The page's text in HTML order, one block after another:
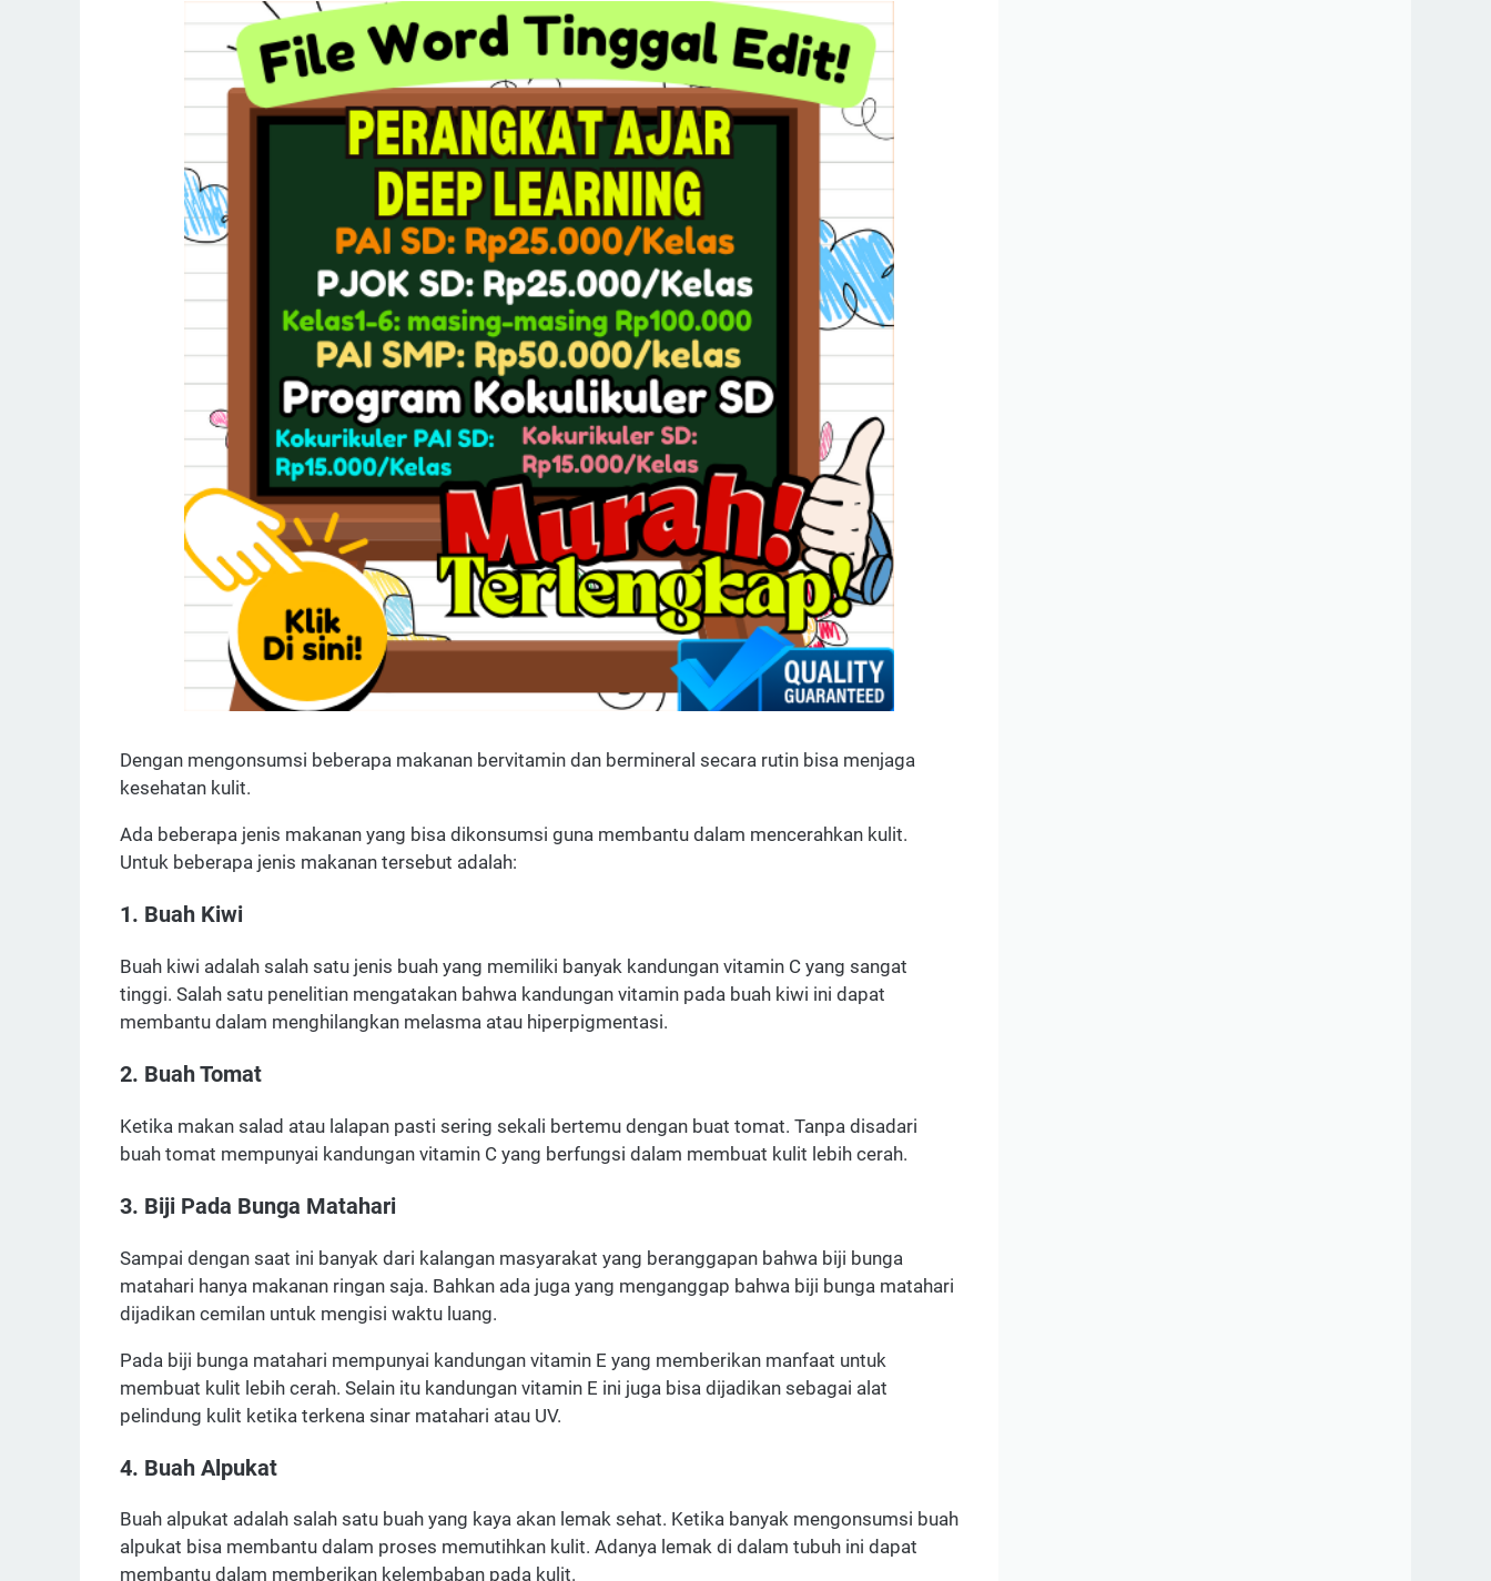
Dengan mengonsumsi beberapa makanan bervitamin dan bermineral secara rutin bisa menjaga
kesehatan kulit.
Ada beberapa jenis makanan yang bisa dikonsumsi guna membantu dalam mencerahkan kulit.
Untuk beberapa jenis makanan tersebut adalah:
1. Buah Kiwi
Buah kiwi adalah salah satu jenis buah yang memiliki banyak kandungan vitamin C yang sangat
tinggi. Salah satu penelitian mengatakan bahwa kandungan vitamin pada buah kiwi ini dapat
membantu dalam menghilangkan melasma atau hiperpigmentasi.
2. Buah Tomat
Ketika makan salad atau lalapan pasti sering sekali bertemu dengan buat tomat. Tanpa disadari
buah tomat mempunyai kandungan vitamin C yang berfungsi dalam membuat kulit lebih cerah.
3. Biji Pada Bunga Matahari
Sampai dengan saat ini banyak dari kalangan masyarakat yang beranggapan bahwa biji bunga
matahari hanya makanan ringan saja. Bahkan ada juga yang menganggap bahwa biji bunga matahari
dijadikan cemilan untuk mengisi waktu luang.
Pada biji bunga matahari mempunyai kandungan vitamin E yang memberikan manfaat untuk
membuat kulit lebih cerah. Selain itu kandungan vitamin E ini juga bisa dijadikan sebagai alat
pelindung kulit ketika terkena sinar matahari atau UV.
4. Buah Alpukat
Buah alpukat adalah salah satu buah yang kaya akan lemak sehat. Ketika banyak mengonsumsi buah
alpukat bisa membantu dalam proses memutihkan kulit. Adanya lemak di dalam tubuh ini dapat
membantu dalam memberikan kelembaban pada kulit.